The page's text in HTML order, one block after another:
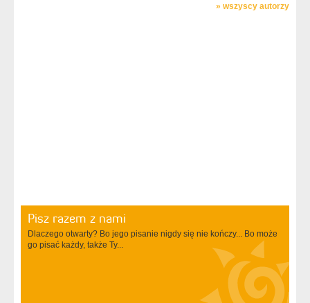
» wszyscy autorzy
Pisz razem z nami
Dlaczego otwarty? Bo jego pisanie nigdy się nie kończy... Bo może
go pisać każdy, także Ty...